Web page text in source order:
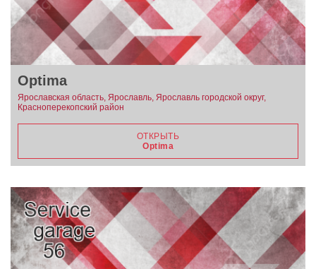
Optima
Ярославская область, Ярославль, Ярославль городской округ,
Красноперекопский район
ОТКРЫТЬ
Optima